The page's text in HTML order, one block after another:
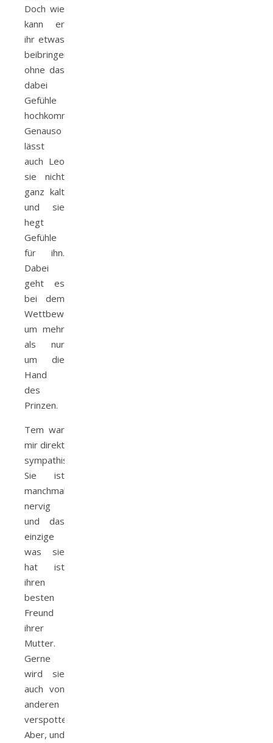
Doch wie
kann er
ihr etwas
beibringen
ohne das
dabei
Gefühle
hochkommen.
Genauso
lässt
auch Leo
sie nicht
ganz kalt
und sie
hegt
Gefühle
für ihn.
Dabei
geht es
bei dem
Wettbewerb
um mehr
als nur
um die
Hand
des
Prinzen.
Tem war
mir direkt
sympathisch.
Sie ist
manchmal
nervig
und das
einzige
was sie
hat ist
ihren
besten
Freund
ihrer
Mutter.
Gerne
wird sie
auch von
anderen
verspottet.
Aber, und